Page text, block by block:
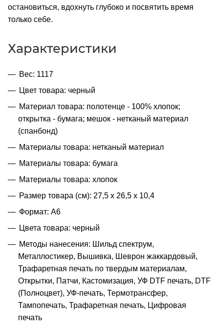
остановиться, вдохнуть глубоко и посвятить время
только себе.
Характеристики
Вес: 1117
Цвет товара: черный
Материал товара: полотенце - 100% хлопок;
открытка - бумага; мешок - нетканый материал
(спанбонд)
Материалы товара: нетканый материал
Материалы товара: бумага
Материалы товара: хлопок
Размер товара (см): 27,5 х 26,5 х 10,4
Формат: A6
Цвета товара: черный
Методы нанесения: Шильд спектрум,
Металлостикер, Вышивка, Шеврон жаккардовый,
Трафаретная печать по твердым материалам,
Открытки, Патчи, Кастомизация, УФ DTF печать, DTF
(Полноцвет), УФ-печать, Термотрансфер,
Тампопечать, Трафаретная печать, Цифровая
печать